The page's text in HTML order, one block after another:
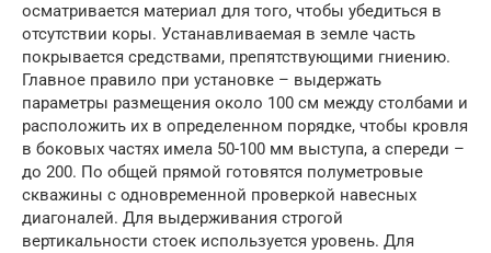
осматривается материал для того, чтобы убедиться в
отсутствии коры. Устанавливаемая в земле часть
покрывается средствами, препятствующими гниению.
Главное правило при установке – выдержать
параметры размещения около 100 см между столбами и
расположить их в определенном порядке, чтобы кровля
в боковых частях имела 50-100 мм выступа, а спереди –
до 200. По общей прямой готовятся полуметровые
скважины с одновременной проверкой навесных
диагоналей. Для выдерживания строгой
вертикальности стоек используется уровень. Для